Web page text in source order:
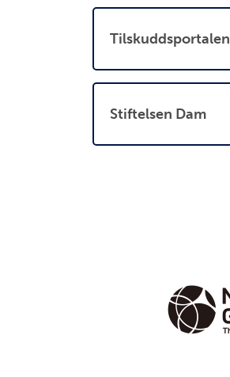
Tilskuddsportalen
Stiftelsen Dam